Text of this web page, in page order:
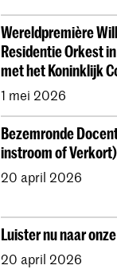
Wereldpremière
Residentie Orkest
met het Koninklijk
1 mei 2026
Bezemronde
instroom of Verkort)
20 april 2026
Luister nu naar
20 april 2026